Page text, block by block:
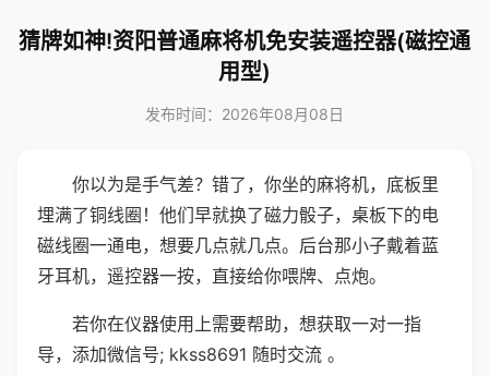
猜牌如神!资阳普通麻将机免安装遥控器(磁控通
用型)
发布时间：2026年08月08日
你以为是手气差？错了，你坐的麻将机，底板里
埋满了铜线圈！他们早就换了磁力骰子，桌板下的电
磁线圈一通电，想要几点就几点。后台那小子戴着蓝
牙耳机，遥控器一按，直接给你喂牌、点炮。
若你在仪器使用上需要帮助，想获取一对一指
导，添加微信号; kkss8691 随时交流 。